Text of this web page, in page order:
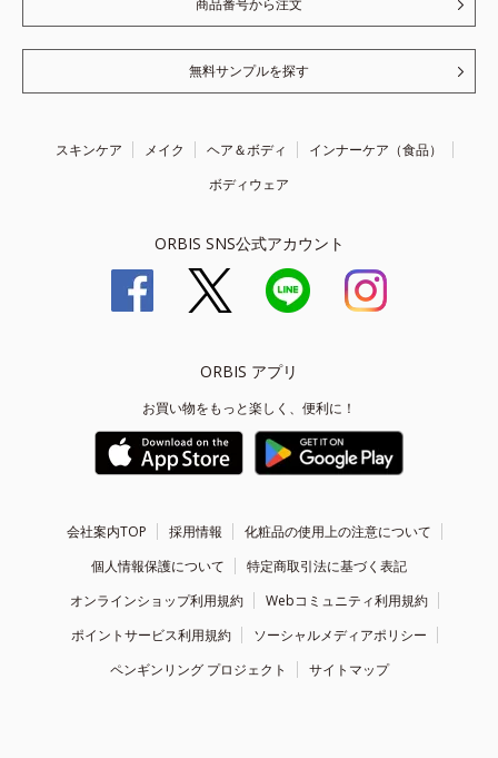
無料サンプルを探す
スキンケア メイク ヘア＆ボディ
インナーケア（食品）
ボディウェア
ORBIS SNS公式アカウント
ORBIS アプリ
お買い物をもっと楽しく、便利に！
会社案内TOP 採用情報
化粧品の使用上の注意について
個人情報保護について
特定商取引法に基づく表記
オンラインショップ利用規約
Webコミュニティ利用規約
ポイントサービス利用規約
ソーシャルメディアポリシー
ペンギンリング プロジェクト
サイトマップ